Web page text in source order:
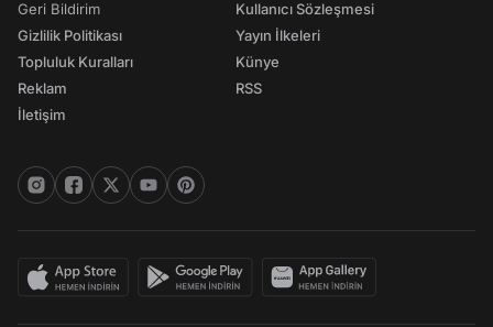
Geri Bildirim
Gizlilik Politikası
Topluluk Kuralları
Reklam
İletişim
Kullanıcı Sözleşmesi
Yayın İlkeleri
Künye
RSS